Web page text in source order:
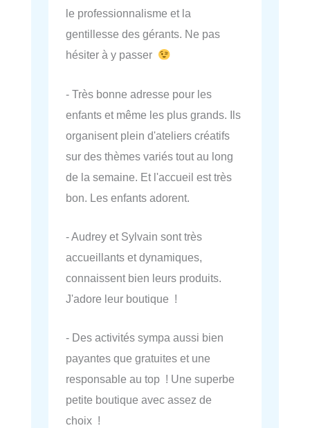
le professionnalisme et la
gentillesse des gérants. Ne pas
hésiter à y passer
- Très bonne adresse pour les
enfants et même les plus grands. Ils
organisent plein d'ateliers créatifs
sur des thèmes variés tout au long
de la semaine. Et l'accueil est très
bon. Les enfants adorent.
- Audrey et Sylvain sont très
accueillants et dynamiques,
connaissent bien leurs produits.
J'adore leur boutique !
- Des activités sympa aussi bien
payantes que gratuites et une
responsable au top ! Une superbe
petite boutique avec assez de
choix !